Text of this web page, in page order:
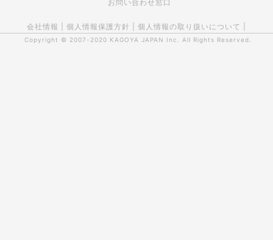
お問い合わせ窓口
会社情報 個人情報保護方針 個人情報の取り扱いについて
Copyright © 2007-2020 KAGOYA JAPAN Inc. All Rights Reserved.